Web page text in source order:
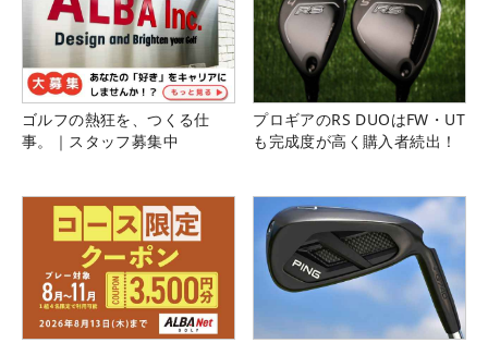
ゴルフの熱狂を、つくる仕
事。｜スタッフ募集中
プロギアのRS DUOはFW・UT
も完成度が高く購入者続出！